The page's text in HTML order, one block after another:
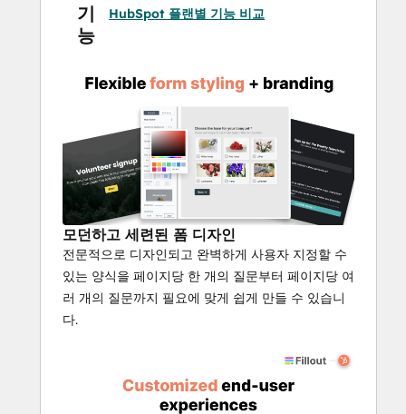
기
능
HubSpot 플랜별 기능 비교
모던하고 세련된 폼 디자인
전문적으로 디자인되고 완벽하게 사용자 지정할 수
있는 양식을 페이지당 한 개의 질문부터 페이지당 여
러 개의 질문까지 필요에 맞게 쉽게 만들 수 있습니
다.